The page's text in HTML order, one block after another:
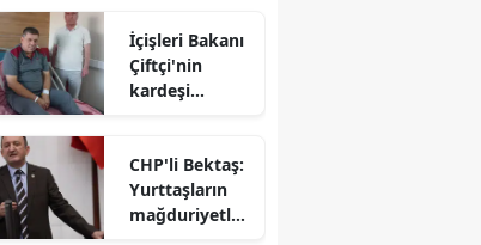
İçişleri Bakanı
Çiftçi'nin
kardeşi
CHP'li Bektaş:
Yurttaşların
mağduriyetler